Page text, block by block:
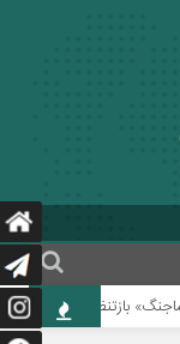
می‌شود سی‌ونهمین